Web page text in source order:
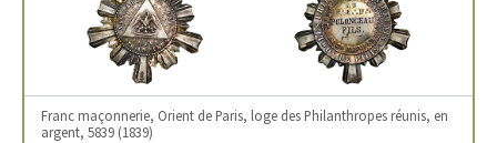
Franc maçonnerie, Orient de Paris, loge des Philanthropes réunis, en
argent, 5839 (1839)